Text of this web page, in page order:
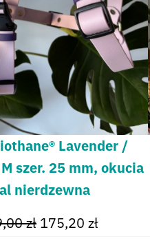
Lavender /
szer. 25 mm, okucia
nierdzewna
zł 175,20 zł